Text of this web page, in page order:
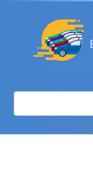
контенту
Поиск: